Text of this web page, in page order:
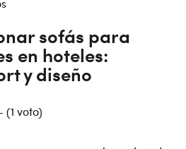
sofás para
en hoteles:
y diseño
(1 voto)